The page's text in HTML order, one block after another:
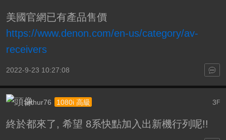
美國官網已有產品售價
https://www.denon.com/en-us/category/av-
receivers
2022-9-23 10:27:08
3F
arthur76 1080i 高級
終於都來了, 希望 8系快點加入出新機行列呢!!